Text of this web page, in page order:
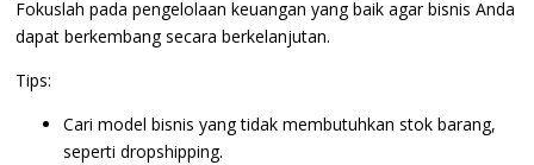
Fokuslah pada pengelolaan keuangan yang baik agar bisnis Anda
dapat berkembang secara berkelanjutan.
Tips:
Cari model bisnis yang tidak membutuhkan stok barang,
seperti dropshipping.